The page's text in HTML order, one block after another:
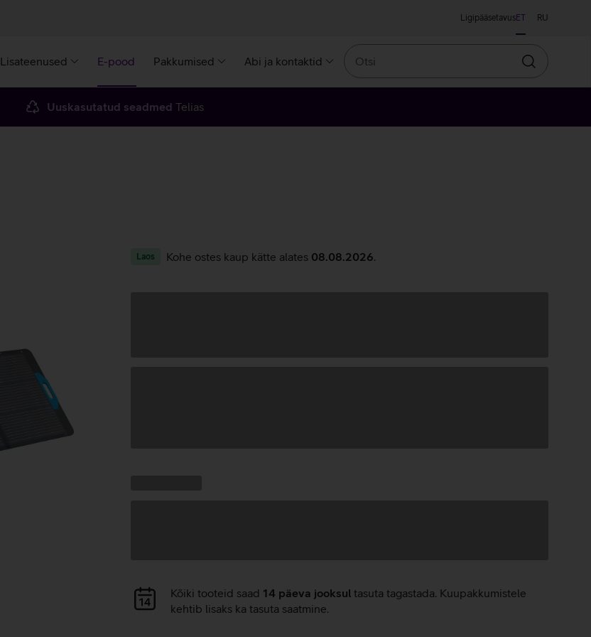
LigipääsetavusET RU
Lisateenused E-pood Pakkumised Abi ja kontaktid
Otsin
Uuskasutatud seadmed Telias
Laos Kohe ostes kaup kätte alates 08.08.2026
Andmete
laadimine
Kõiki tooteid saad 14 päeva jooksul tasuta tagastada. Kuupakkumistele
kehtib lisaks ka tasuta saatmine.